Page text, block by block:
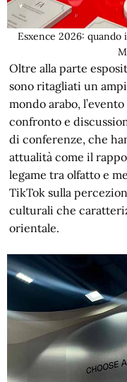
Esxence 2026:
Oltre alla parte
sono ritagliati un
mondo arabo,
confronto e
di conferenze, che
attualità come il
legame tra olfatto e
TikTok sulla
culturali che
orientale.